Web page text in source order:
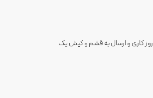
ارسال سفارش های تهران 1 الی 3 روز کاری و شهرستان ٢ الي ٤ روز کاری و ارسال به قشم و کیش یک